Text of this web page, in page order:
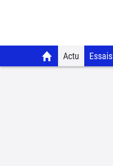
Actu Essais